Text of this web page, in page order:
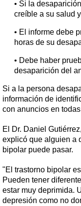
• Si la
creíble a su salud
• El informe debe
horas de su
• Debe haber
desaparición del
Si a la persona
información de
con anuncios en
El Dr. Daniel
explicó que alguien a
bipolar puede pasar.
"El trastorno bipolar
Pueden tener
estar muy deprimida.
depresión como no